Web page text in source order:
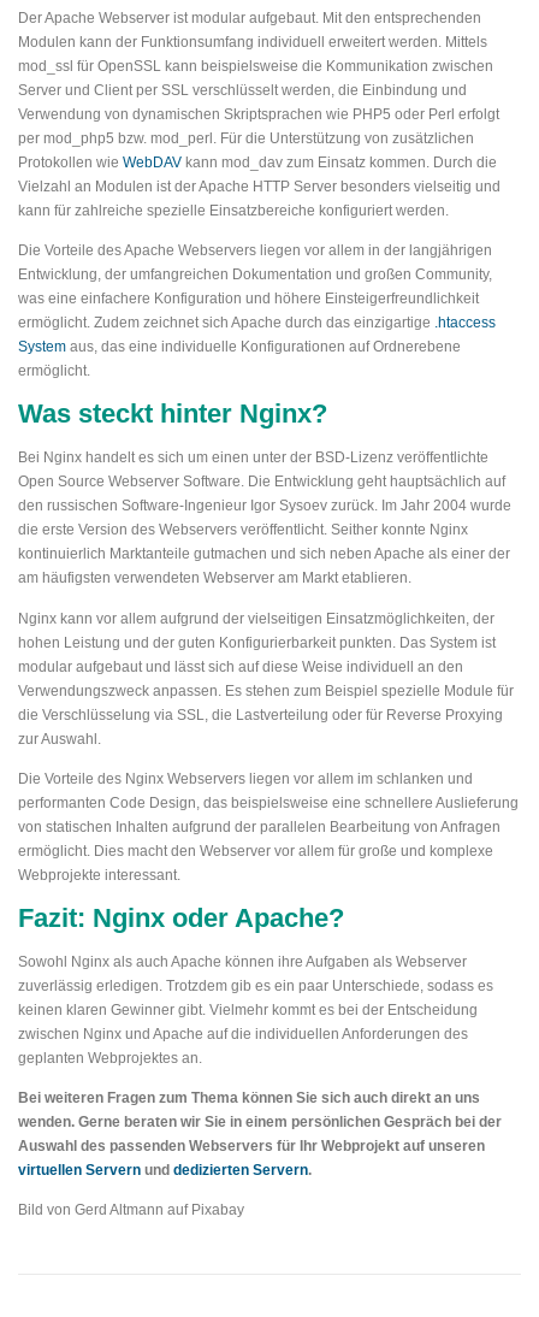
Der Apache Webserver ist modular aufgebaut. Mit den entsprechenden
Modulen kann der Funktionsumfang individuell erweitert werden. Mittels
mod_ssl für OpenSSL kann beispielsweise die Kommunikation zwischen
Server und Client per SSL verschlüsselt werden, die Einbindung und
Verwendung von dynamischen Skriptsprachen wie PHP5 oder Perl erfolgt
per mod_php5 bzw. mod_perl. Für die Unterstützung von zusätzlichen
Protokollen wie WebDAV kann mod_dav zum Einsatz kommen. Durch die
Vielzahl an Modulen ist der Apache HTTP Server besonders vielseitig und
kann für zahlreiche spezielle Einsatzbereiche konfiguriert werden.
Die Vorteile des Apache Webservers liegen vor allem in der langjährigen
Entwicklung, der umfangreichen Dokumentation und großen Community,
was eine einfachere Konfiguration und höhere Einsteigerfreundlichkeit
ermöglicht. Zudem zeichnet sich Apache durch das einzigartige .htaccess
System aus, das eine individuelle Konfigurationen auf Ordnerebene
ermöglicht.
Was steckt hinter Nginx?
Bei Nginx handelt es sich um einen unter der BSD-Lizenz veröffentlichte
Open Source Webserver Software. Die Entwicklung geht hauptsächlich auf
den russischen Software-Ingenieur Igor Sysoev zurück. Im Jahr 2004 wurde
die erste Version des Webservers veröffentlicht. Seither konnte Nginx
kontinuierlich Marktanteile gutmachen und sich neben Apache als einer der
am häufigsten verwendeten Webserver am Markt etablieren.
Nginx kann vor allem aufgrund der vielseitigen Einsatzmöglichkeiten, der
hohen Leistung und der guten Konfigurierbarkeit punkten. Das System ist
modular aufgebaut und lässt sich auf diese Weise individuell an den
Verwendungszweck anpassen. Es stehen zum Beispiel spezielle Module für
die Verschlüsselung via SSL, die Lastverteilung oder für Reverse Proxying
zur Auswahl.
Die Vorteile des Nginx Webservers liegen vor allem im schlanken und
performanten Code Design, das beispielsweise eine schnellere Auslieferung
von statischen Inhalten aufgrund der parallelen Bearbeitung von Anfragen
ermöglicht. Dies macht den Webserver vor allem für große und komplexe
Webprojekte interessant.
Fazit: Nginx oder Apache?
Sowohl Nginx als auch Apache können ihre Aufgaben als Webserver
zuverlässig erledigen. Trotzdem gib es ein paar Unterschiede, sodass es
keinen klaren Gewinner gibt. Vielmehr kommt es bei der Entscheidung
zwischen Nginx und Apache auf die individuellen Anforderungen des
geplanten Webprojektes an.
Bei weiteren Fragen zum Thema können Sie sich auch direkt an uns
wenden. Gerne beraten wir Sie in einem persönlichen Gespräch bei der
Auswahl des passenden Webservers für Ihr Webprojekt auf unseren
virtuellen Servern und dedizierten Servern.
Bild von Gerd Altmann auf Pixabay